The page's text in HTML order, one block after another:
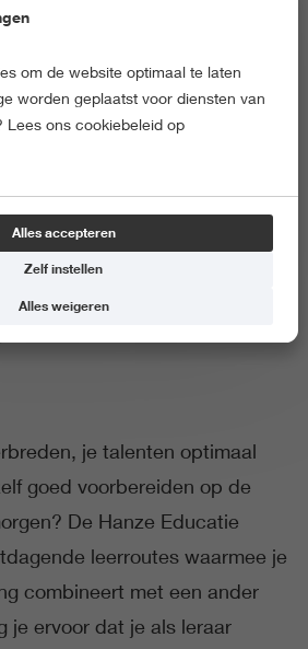
Academie
je talenten optimaal
goed voorbereiden op de
De Hanze Educatie
leerroutes waarmee je
combineert met een ander
je ervoor dat je als leraar
om de website optimaal te laten
worden geplaatst voor diensten van
Lees ons cookiebeleid op
Alles accepteren
Zelf instellen
Alles weigeren